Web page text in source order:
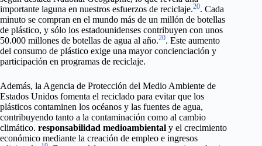
importante laguna en nuestros esfuerzos de reciclaje.20. Cada
minuto se compran en el mundo más de un millón de botellas
de plástico, y sólo los estadounidenses contribuyen con unos
50.000 millones de botellas de agua al año.20. Este aumento
del consumo de plástico exige una mayor concienciación y
participación en programas de reciclaje.
Además, la Agencia de Protección del Medio Ambiente de
Estados Unidos fomenta el reciclado para evitar que los
plásticos contaminen los océanos y las fuentes de agua,
contribuyendo tanto a la contaminación como al cambio
climático. responsabilidad medioambiental y el crecimiento
económico mediante la creación de empleo e ingresos